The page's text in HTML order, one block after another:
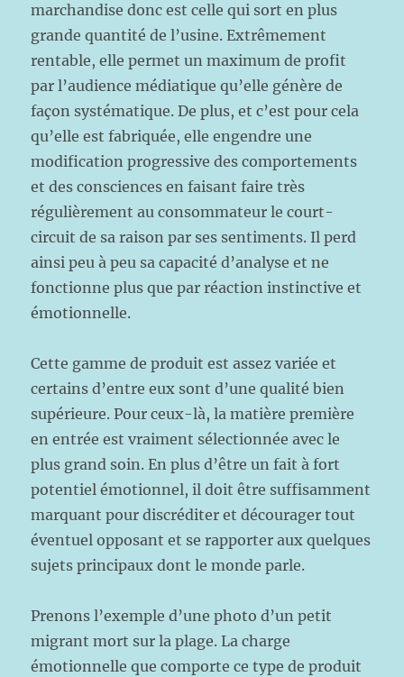
marchandise donc est celle qui sort en plus
grande quantité de l’usine. Extrêmement
rentable, elle permet un maximum de profit
par l’audience médiatique qu’elle génère de
façon systématique. De plus, et c’est pour cela
qu’elle est fabriquée, elle engendre une
modification progressive des comportements
et des consciences en faisant faire très
régulièrement au consommateur le court-
circuit de sa raison par ses sentiments. Il perd
ainsi peu à peu sa capacité d’analyse et ne
fonctionne plus que par réaction instinctive et
émotionnelle.
Cette gamme de produit est assez variée et
certains d’entre eux sont d’une qualité bien
supérieure. Pour ceux-là, la matière première
en entrée est vraiment sélectionnée avec le
plus grand soin. En plus d’être un fait à fort
potentiel émotionnel, il doit être suffisamment
marquant pour discréditer et décourager tout
éventuel opposant et se rapporter aux quelques
sujets principaux dont le monde parle.
Prenons l’exemple d’une photo d’un petit
migrant mort sur la plage. La charge
émotionnelle que comporte ce type de produit